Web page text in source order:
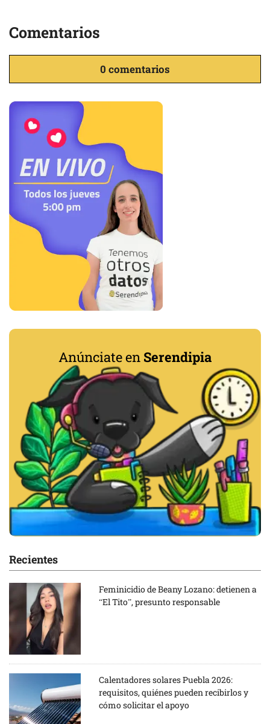
Comentarios
0 comentarios
Anúnciate en Serendipia
Recientes
Feminicidio de Beany Lozano: detienen a
“El Tito”, presunto responsable
Calentadores solares Puebla 2026:
requisitos, quiénes pueden recibirlos y
cómo solicitar el apoyo